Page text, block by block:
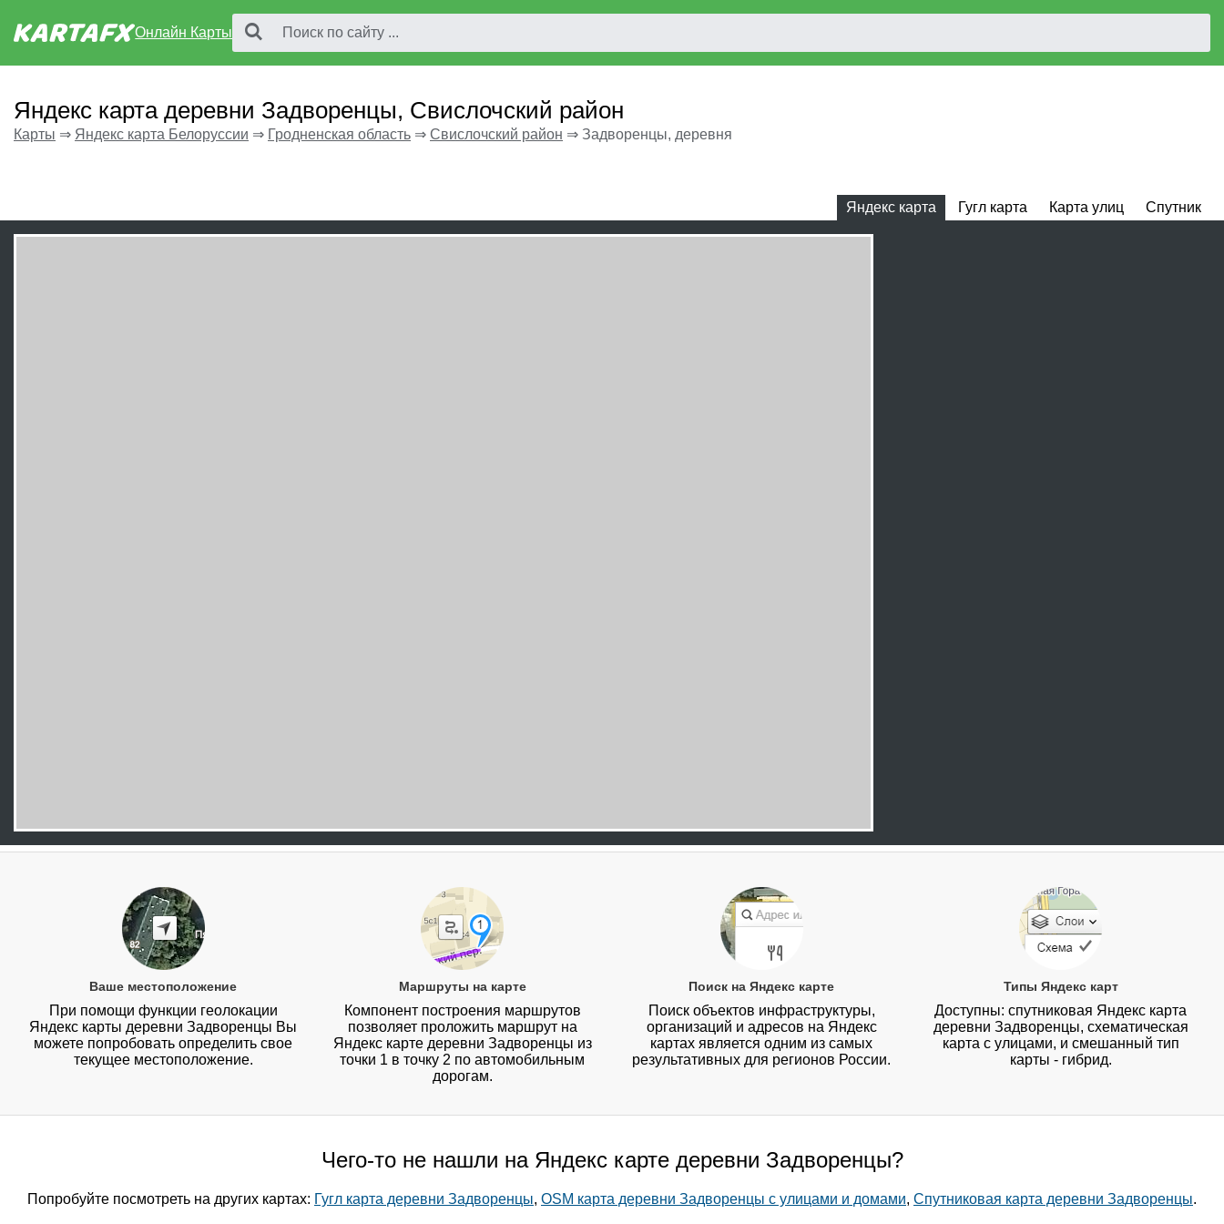
Онлайн Карты
Яндекс карта деревни Задворенцы, Свислочский район
Карты ⇒ Яндекс карта Белоруссии ⇒ Гродненская область ⇒ Свислочский район ⇒ Задворенцы, деревня
Яндекс карта Гугл карта Карта улиц Спутник
Ваше местоположение
При помощи функции геолокации
Яндекс карты деревни Задворенцы Вы
можете попробовать определить свое
текущее местоположение.
Маршруты на карте
Компонент построения маршрутов
позволяет проложить маршрут на
Яндекс карте деревни Задворенцы из
точки 1 в точку 2 по автомобильным
дорогам.
Поиск на Яндекс карте
Поиск объектов инфраструктуры,
организаций и адресов на Яндекс
картах является одним из самых
результативных для регионов России.
Типы Яндекс карт
Доступны: спутниковая Яндекс карта
деревни Задворенцы, схематическая
карта с улицами, и смешанный тип
карты - гибрид.
Чего-то не нашли на Яндекс карте деревни Задворенцы?
Попробуйте посмотреть на других картах: Гугл карта деревни Задворенцы, OSM карта деревни Задворенцы с улицами и домами, Спутниковая карта деревни Задворенцы.